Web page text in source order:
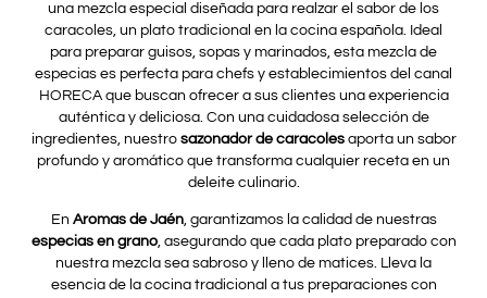
una mezcla especial diseñada para realzar el sabor de los
caracoles, un plato tradicional en la cocina española. Ideal
para preparar guisos, sopas y marinados, esta mezcla de
especias es perfecta para chefs y establecimientos del canal
HORECA que buscan ofrecer a sus clientes una experiencia
auténtica y deliciosa. Con una cuidadosa selección de
ingredientes, nuestro sazonador de caracolesaporta un sabor
profundo y aromático que transforma cualquier receta en un
deleite culinario.
En Aromas de Jaén, garantizamos la calidad de nuestras
especias en grano, asegurando que cada plato preparado con
nuestra mezcla sea sabroso y lleno de matices. Lleva la
esencia de la cocina tradicional a tus preparaciones con